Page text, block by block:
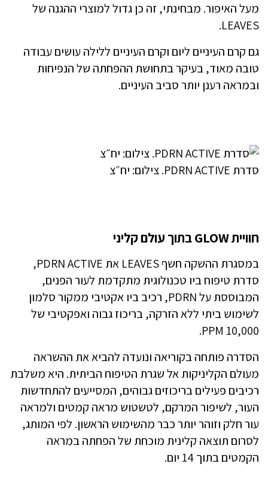
מעל האיפור. מבחינתי, זה כן גדול למוצרי ההגנה של
LEAVES.
גם קרם העיניים ליום וקרם העיניים ללילה עושים עבודה
טובה מאוד, בעיקר בתחושת ההפחתה של הנפיחות
ובמראה רענן יותר סביב העיניים.
סדרת PDRN ACTIVE. צילום: יח״צ
חוויית GLOW בתוך עולם קליני
במסגרת ההשקה חשף LEAVES את PDRN ACTIVE,
סדרת טיפוח ביו טכנולוגית מתקדמת לעור הפנים,
המבוססת על PDRN, רכיב ביו אקטיבי ממקור סלמון
לשימוש ביתי ללא הזרקה, בריכוז גבוה ואפקטיבי של
10,000 PPM.
הסדרה פותחה בקוריאה ונועדה להביא את ההשראה
מעולם הקליניקות אל שגרת הטיפוח הביתית. היא משלבת
רכיבים פעילים בריכוזים גבוהים, המסייעים להתחדשות
העור, לשיפור המרקם, לטשטוש מראה קמטים ולמראה
עור חלק וזוהר יותר כבר מהשימוש הראשון. לפי המותג,
לסרום תוצאה קלינית מוכחת של הפחתה במראה
הקמטים בתוך 14 יום.